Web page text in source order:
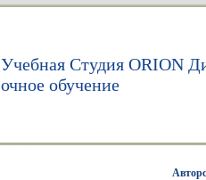
Учебная Студия ORION
очное обучение